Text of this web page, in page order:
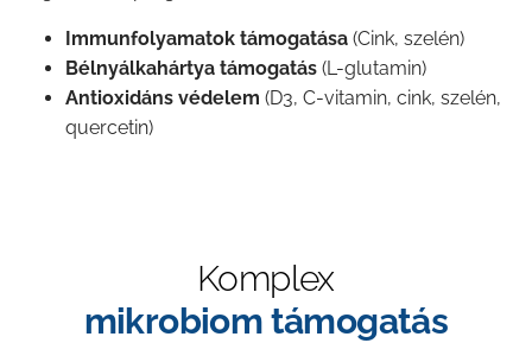
Immunfolyamatok támogatása (Cink, szelén)
Bélnyálkahártya támogatás (L-glutamin)
Antioxidáns védelem (D3, C-vitamin, cink, szelén,
quercetin)
Komplex
mikrobiom támogatás